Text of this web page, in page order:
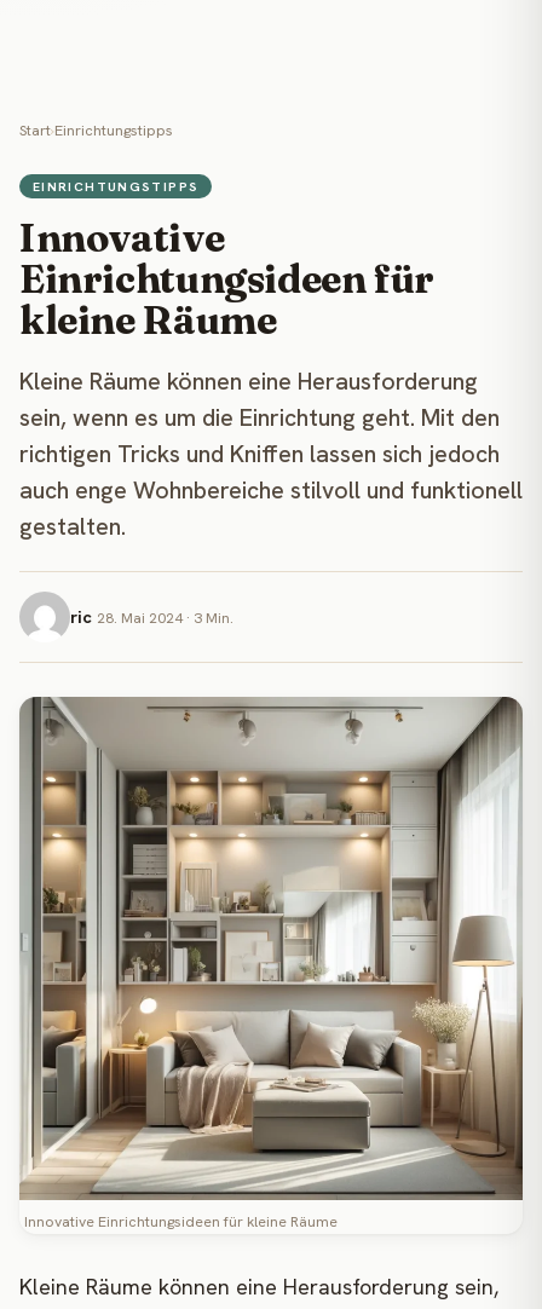
Start›Einrichtungstipps
EINRICHTUNGSTIPPS
Innovative
Einrichtungsideen für
kleine Räume
Kleine Räume können eine Herausforderung
sein, wenn es um die Einrichtung geht. Mit den
richtigen Tricks und Kniffen lassen sich jedoch
auch enge Wohnbereiche stilvoll und funktionell
gestalten.
ric 28. Mai 2024 · 3 Min.
Innovative Einrichtungsideen für kleine Räume
Kleine Räume können eine Herausforderung sein,